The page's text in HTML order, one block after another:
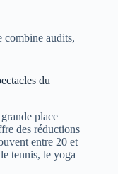
combine audits,
du
place
des réductions
entre 20 et
tennis, le yoga